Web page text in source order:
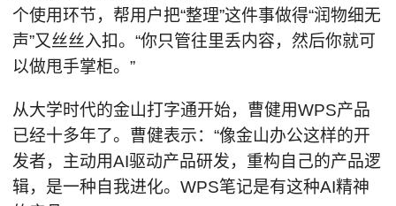
个使用环节，帮用户把“整理”这件事做得“润物细无
声”又丝丝入扣。“你只管往里丢内容，然后你就可
以做甩手掌柜。”
从大学时代的金山打字通开始，曹健用WPS产品
已经十多年了。曹健表示：“像金山办公这样的开
发者，主动用AI驱动产品研发，重构自己的产品逻
辑，是一种自我进化。WPS笔记是有这种AI精神